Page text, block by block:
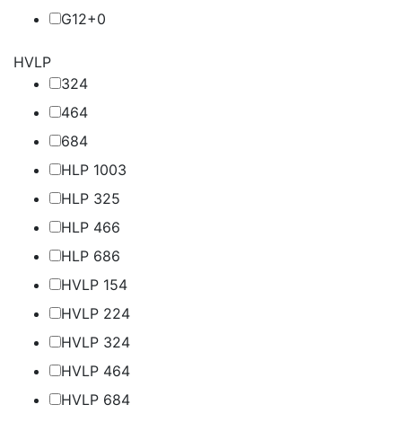
G12+0
HVLP
324
464
684
HLP 1003
HLP 325
HLP 466
HLP 686
HVLP 154
HVLP 224
HVLP 324
HVLP 464
HVLP 684